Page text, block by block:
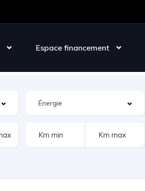
Espace financement